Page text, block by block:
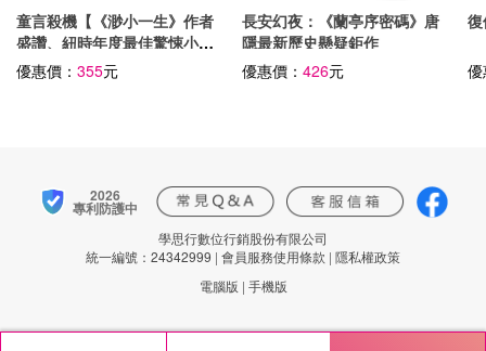
童言殺機【《渺小一生》作者
盛讚、紐時年度最佳驚悚小
說】
優惠價： 355元
長安幻夜：《蘭亭序密碼》唐
隱最新歷史懸疑鉅作
優惠價：426元
2026
專利防護中
學思行數位行銷股份有限公司
統一編號：24342999 | 會員服務使用條款 | 隱私權政策
電腦版 | 手機版